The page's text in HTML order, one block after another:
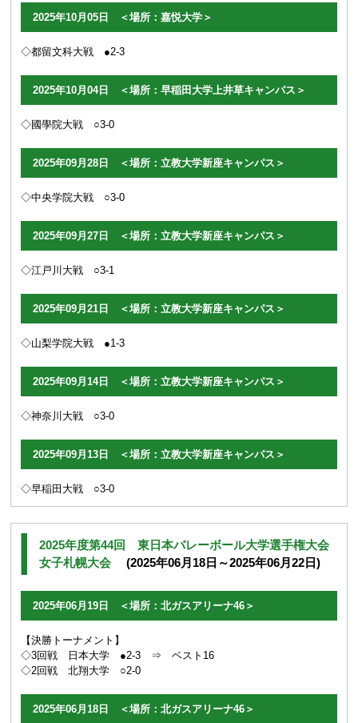
2025年10月05日 ＜場所：嘉悦大学＞
◇都留文科大戦 ●2-3
2025年10月04日 ＜場所：早稲田大学上井草キャンパス＞
◇國學院大戦 ○3-0
2025年09月28日 ＜場所：立教大学新座キャンパス＞
◇中央学院大戦 ○3-0
2025年09月27日 ＜場所：立教大学新座キャンパス＞
◇江戸川大戦 ○3-1
2025年09月21日 ＜場所：立教大学新座キャンパス＞
◇山梨学院大戦 ●1-3
2025年09月14日 ＜場所：立教大学新座キャンパス＞
◇神奈川大戦 ○3-0
2025年09月13日 ＜場所：立教大学新座キャンパス＞
◇早稲田大戦 ○3-0
2025年度第44回 東日本バレーボール大学選手権大会
女子札幌大会
(2025年06月18日～2025年06月22日)
2025年06月19日 ＜場所：北ガスアリーナ46＞
【決勝トーナメント】
◇3回戦 日本大学 ●2-3 ⇒ ベスト16
◇2回戦 北翔大学 ○2-0
2025年06月18日 ＜場所：北ガスアリーナ46＞